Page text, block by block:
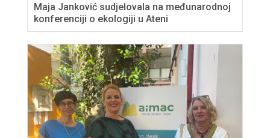
Maja Janković sudjelovala na međunarodnoj
konferenciji o ekologiji u Ateni